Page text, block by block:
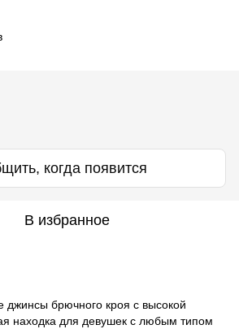
когда появится
В избранное
джинсы брючного кроя с высокой
находка для девушек с любым типом